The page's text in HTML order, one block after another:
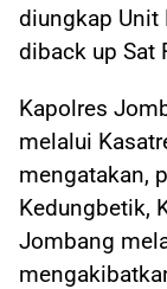
diungkap Unit
diback up Sat
Kapolres
melalui
mengatakan,
Kedungbetik,
Jombang